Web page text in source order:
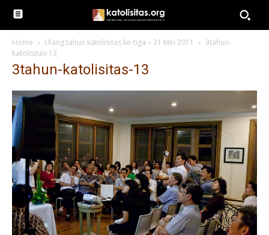
Home Ulang tahun katolisitas ke-tiga – 31 Mei 2011
3tahun-
katolisitas-13
3tahun-katolisitas-13